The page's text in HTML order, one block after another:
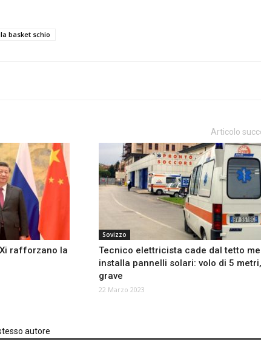
basket schio
rafforzano la
Articolo
Sovizzo
Tecnico elettricista cade dal tetto
installa pannelli solari: volo di 5
grave
22 Marzo 2023
autore